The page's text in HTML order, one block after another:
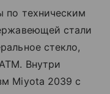
по техническим
стали
стекло,
Внутри
Miyota 2039 с